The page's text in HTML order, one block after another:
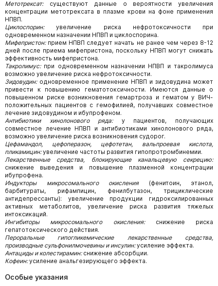
Метотрексат:существуют данные о вероятности увеличения
концентрации метотрексата в плазме крови на фоне применения
НПВП.
Циклоспорин:увеличение риска нефротоксичности при
одновременном назначении НПВП и циклоспорина.
Мифепристон: прием НПВП следует начать не ранее чем через 8-12
дней после приема мифепристона, поскольку НПВП могут снижать
эффективность мифепристона.
Такролимус: при одновременном назначении НПВП и такролимуса
возможно увеличение риска нефротоксичности.
Зидовудин:одновременное применение НПВП и зидовудина может
привести к повышению гематотоксичности. Имеются данные о
повышенном риске возникновения гемартроза и гематом у ВИЧ-
положительных пациентов с гемофилией, получавших совместное
лечение зидовудином и ибупрофеном.
Антибиотики хинолонового ряда:у пациентов, получающих
совместное лечение НПВП и антибиотиками хинолонового ряда,
возможно увеличение риска возникновения судорог.
Цефамандол, цефоперазон, цефотетан, вальпроевая кислота,
пликамицин:увеличение частоты развития гипопротромбинемии.
Лекарственные средства, блокирующие канальцевую секрецию:
снижение выведения и повышение плазменной концентрации
ибупрофена.
Индукторы микросомального окисления(фенитоин, этанол,
барбитураты, рифампицин, фенилбутазон, трициклические
антидепрессанты): увеличение продукции гидроксилированных
активных метаболитов, увеличение риска развития тяжелых
интоксикаций.
Ингибиторы микросомального окисления:снижение риска
гепатотоксического действия.
Пероральные гипогликемические лекарственные средства,
производные сульфонилмочевины и инсулин:усиление эффекта.
Антациды и колестирамин:снижение абсорбции.
Кофеин:усиление анальгезирующего эффекта.
Особые указания